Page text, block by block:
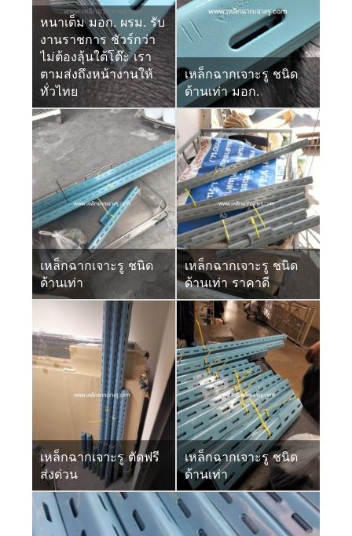
หนาเต็ม มอก. ผรม. รับ
งานราชการ ชัวร์กว่า
ไม่ต้องลุ้นใต้โต๊ะ เรา
ตามส่งถึงหน้างานให้
ทั่วไทย
เหล็กฉากเจาะรู ชนิด
ด้านเท่า มอก.
เหล็กฉากเจาะรู ชนิด
ด้านเท่า
เหล็กฉากเจาะรู ชนิด
ด้านเท่า ราคาดี
เหล็กฉากเจาะรู ตัดฟรี
ส่งด่วน
เหล็กฉากเจาะรู ชนิด
ด้านเท่า